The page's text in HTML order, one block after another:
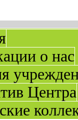
о нас
Центра